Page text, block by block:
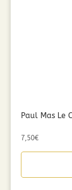
Paul Mas Le
7,50€